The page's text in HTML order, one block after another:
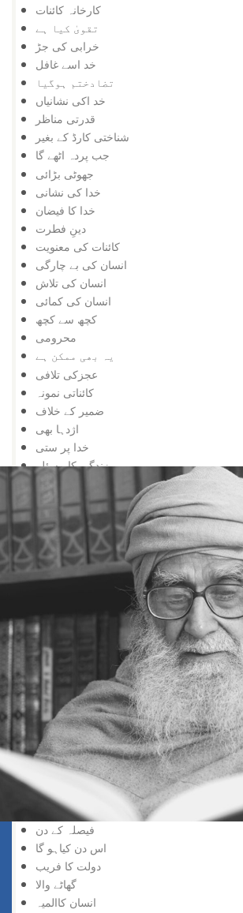
کارخانہ کائنات
تقویٰ کیا ہے
خرابی کی جڑ
خد اسے غافل
تضادختم ہوگیا
خد اکی نشانیاں
قدرتی مناظر
شناختی کارڈ کے بغیر
جب پردہ اٹھے گا
جھوٹی بڑائی
خدا کی نشانی
خدا کا فیضان
دینِ فطرت
کائنات کی معنویت
انسان کی بے چارگی
انسان کی تلاش
انسان کی کمائی
کچھ سے کچھ
محرومی
یہ بھی ممکن ہے
عجزکی تلافی
کائناتی نمونہ
ضمیر کے خلاف
اژدہا بھی
خدا پر ستی
زندگی کا مسئلہ
زلزلہ درکار ہے
خدا کی یافت
معرفت
توحید اورشرک
سب کچھ عجیب ہے
خد اسے نسبت
دریافت کی لذت
سچائی کو پانے والا
گروہی اعتراف
حق کو پانا
خدا کو پانے والے
انکشاف خدا وندی
ایمان میں اضافہ
ہر چیز عجیب
نفی ذات
اللہ کا ذکر
کھونے والا پاتا ہے
فیصلہ کے دن
اس دن کیاہو گا
دولت کا فریب
گھاٹے والا
انسان کاالمیہ